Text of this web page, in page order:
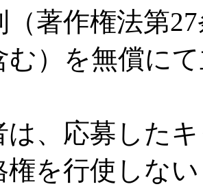
（著作権法第
む）を無償に
は、応募した
権を行使しな